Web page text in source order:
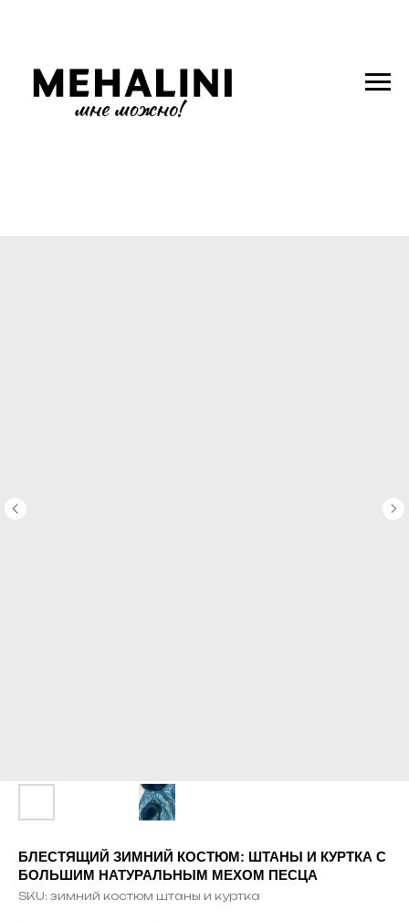
БЛЕСТЯЩИЙ ЗИМНИЙ КОСТЮМ: ШТАНЫ И КУРТКА С
БОЛЬШИМ НАТУРАЛЬНЫМ МЕХОМ ПЕСЦА
SKU: зимний костюм штаны и куртка